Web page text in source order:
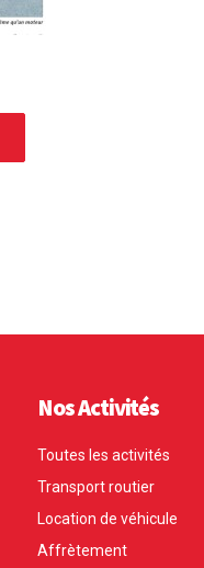
Nos Activités
Toutes les activités
Transport routier
Location de véhicule
Affrètement